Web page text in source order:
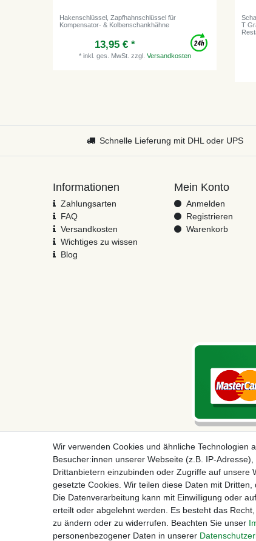
Hakenschlüssel, Zapfhahnschlüssel für
Kompensator- & Kolbenschankhähne
13,95 € *
* inkl. ges. MwSt. zzgl. Versandkosten
T
Schnelle Lieferung mit DHL oder UPS
Informationen
Zahlungsarten
FAQ
Versandkosten
Wichtiges zu wissen
Blog
Mein Konto
Anmelden
Registrieren
Warenkorb
Impressum
Wir verwenden Cookies und ähnliche
Besucher:innen unserer Webseite (z.B. IP-
Drittanbietern einzubinden oder Zugriffe auf unsere
gesetzte Cookies. Wir teilen diese Daten mit Dritten,
Die Datenverarbeitung kann mit Einwilligung oder
erteilt oder abgelehnt werden. Es besteht das
zu ändern oder zu widerrufen. Beachten Sie unser
personenbezogener Daten in unserer